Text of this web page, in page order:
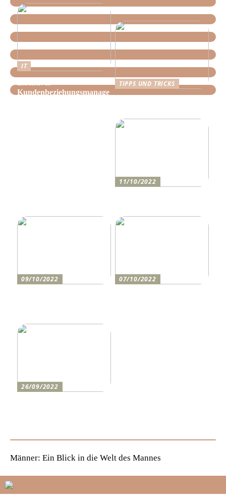
IT
Kundenbeziehungsmanage
TIPPS UND TRICKS
11/10/2022
09/10/2022
07/10/2022
26/09/2022
Männer: Ein Blick in die Welt des Mannes